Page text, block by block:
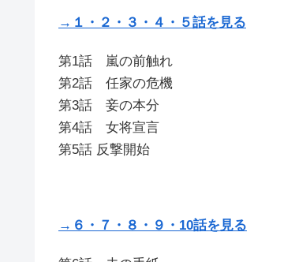
→１・２・３・４・５話を見る
第1話 嵐の前触れ
第2話 任家の危機
第3話 妾の本分
第4話 女将宣言
第5話 反撃開始
→６・７・８・９・10話を見る